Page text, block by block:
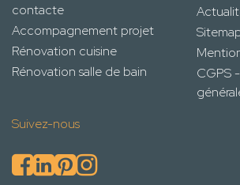
contacte
Accompagnement projet
Rénovation cuisine
Rénovation salle de bain
CGPS
Suivez-nous